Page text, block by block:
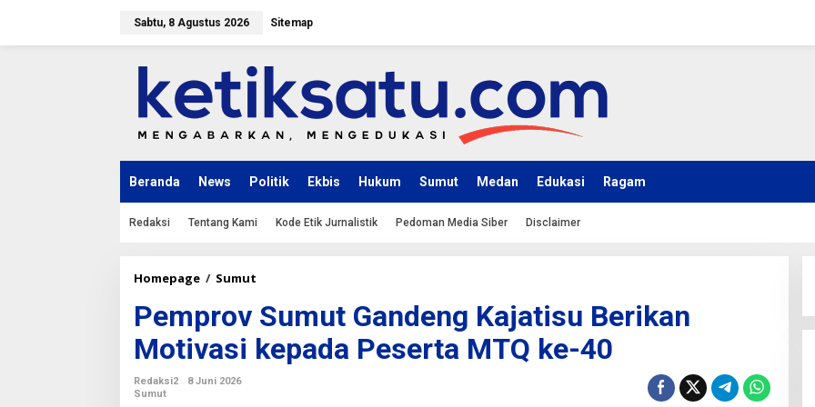
Sabtu, 8 Agustus 2026 Sitemap
Beranda News Politik Ekbis Hukum Sumut Medan Edukasi Ragam
Redaksi Tentang Kami Kode Etik Jurnalistik Pedoman Media Siber Disclaimer
Homepage / Sumut
m
p
r
o
Pemprov Sumut Gandeng Kajatisu Berikan
Motivasi kepada Peserta MTQ ke-40
Redaksi2
8 Juni 2026
Sumut